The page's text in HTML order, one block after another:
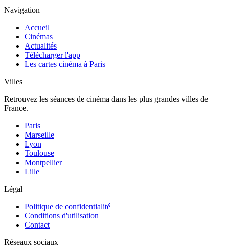
Navigation
Accueil
Cinémas
Actualités
Télécharger l'app
Les cartes cinéma à Paris
Villes
Retrouvez les séances de cinéma dans les plus grandes villes de
France.
Paris
Marseille
Lyon
Toulouse
Montpellier
Lille
Légal
Politique de confidentialité
Conditions d'utilisation
Contact
Réseaux sociaux